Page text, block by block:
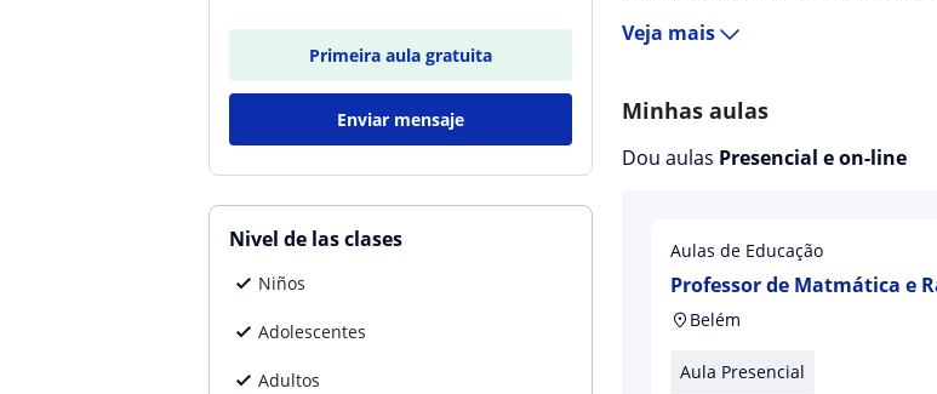
Primeira aula gratuita
Enviar mensaje
Nivel de las clases
Niños
Adolescentes
Adultos
Veja mais
Minhas aulas
Dou aulas Presencial e on-line
Aulas de Educação
Professor de Matmática e
Belém
Aula Presencial